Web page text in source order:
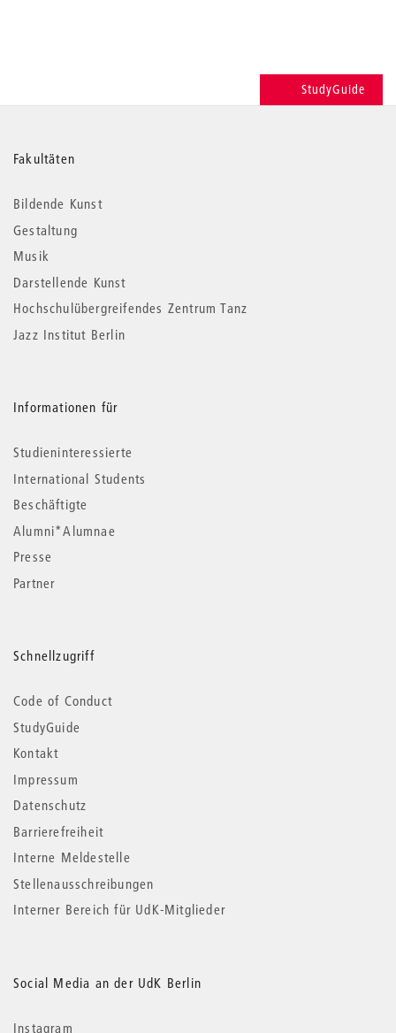
StudyGuide
Weitere
Informationen
Fakultäten
Bildende Kunst
Gestaltung
Musik
Darstellende Kunst
Hochschulübergreifendes Zentrum Tanz
Jazz Institut Berlin
Informationen für
Studieninteressierte
International Students
Beschäftigte
Alumni*Alumnae
Presse
Partner
Schnellzugriff
Code of Conduct
StudyGuide
Kontakt
Impressum
Datenschutz
Barrierefreiheit
Interne Meldestelle
Stellenausschreibungen
Interner Bereich für UdK-Mitglieder
Social Media an der UdK Berlin
Instagram